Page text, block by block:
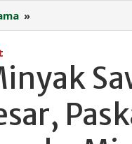
»
Minyak
Terus
Membesar,
Paska
Disetujuinya
Dicampur